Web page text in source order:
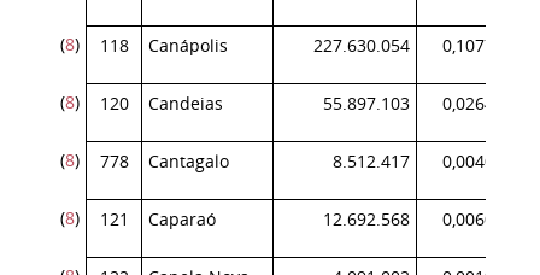
(8) 118 Canápolis 227.630.054 0,107736
(8) 120 Candeias 55.897.103 0,026456
(8) 778 Cantagalo 8.512.417 0,004029
(8) 121 Caparaó 12.692.568 0,006007